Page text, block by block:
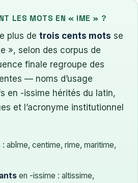
LES MOTS EN « IME » ?
plus de trois cents mots se
», selon des corpus de
finale regroupe des
— noms d’usage
en -issime hérités du latin,
et l’acronyme institutionnel
: abîme, centime, rime, maritime,
en -issime : altissime,